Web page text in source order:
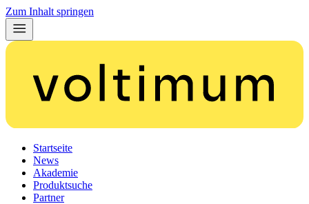
Zum Inhalt springen
Startseite
News
Akademie
Produktsuche
Partner